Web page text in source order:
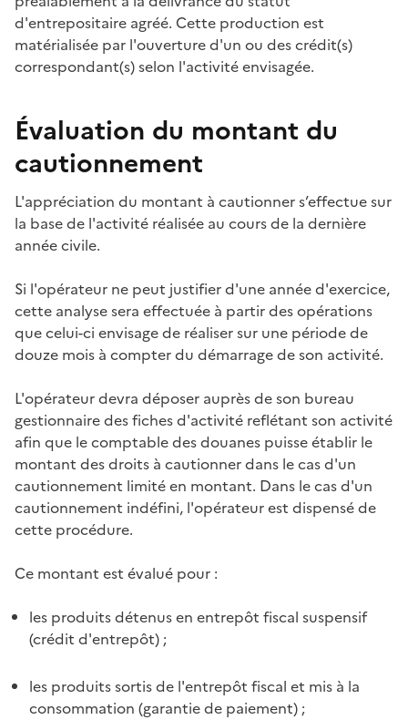
d'entrepositaire agréé. Cette production est
matérialisée par l'ouverture d'un ou des crédit(s)
correspondant(s) selon l'activité envisagée.
Évaluation du montant du
cautionnement
L'appréciation du montant à cautionner s’effectue sur
la base de l'activité réalisée au cours de la dernière
année civile.
Si l'opérateur ne peut justifier d'une année d'exercice,
cette analyse sera effectuée à partir des opérations
que celui-ci envisage de réaliser sur une période de
douze mois à compter du démarrage de son activité.
L'opérateur devra déposer auprès de son bureau
gestionnaire des fiches d'activité reflétant son activité
afin que le comptable des douanes puisse établir le
montant des droits à cautionner dans le cas d'un
cautionnement limité en montant. Dans le cas d'un
cautionnement indéfini, l'opérateur est dispensé de
cette procédure.
Ce montant est évalué pour :
les produits détenus en entrepôt fiscal suspensif
(crédit d'entrepôt) ;
les produits sortis de l'entrepôt fiscal et mis à la
consommation (garantie de paiement) ;